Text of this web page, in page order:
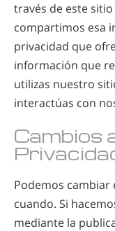
través de este
compartimos esa
privacidad que
información que
utilizas nuestro
interactúas con
Cambios
Podemos cambiar
cuando. Si
mediante la